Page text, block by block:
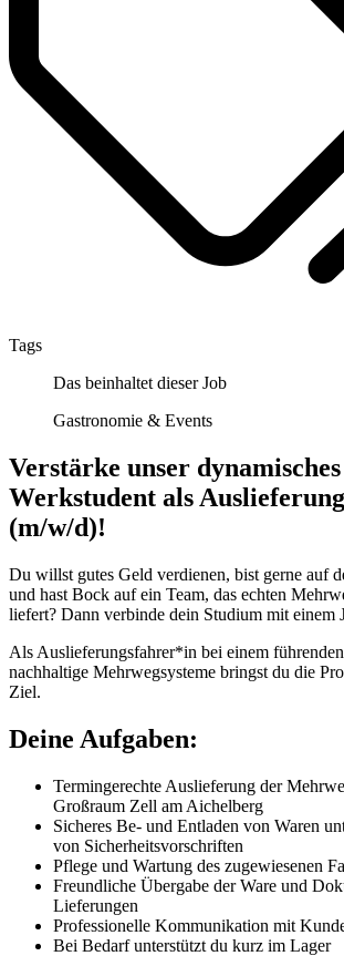
Tags
Das beinhaltet dieser Job
Gastronomie & Events
Verstärke unser
Werkstudent als
(m/w/d)!
Du willst gutes Geld verdienen, bist gerne auf
und hast Bock auf ein Team, das echten
liefert? Dann verbinde dein Studium mit einem
Als Auslieferungsfahrer*in bei einem
nachhaltige Mehrwegsysteme bringst du die
Ziel.
Deine Aufgaben:
Termingerechte Auslieferung der
Großraum Zell am Aichelberg
Sicheres Be- und Entladen von Waren
von Sicherheitsvorschriften
Pflege und Wartung des zugewiesenen
Freundliche Übergabe der Ware und
Lieferungen
Professionelle Kommunikation mit
Bei Bedarf unterstützt du kurz im Lager